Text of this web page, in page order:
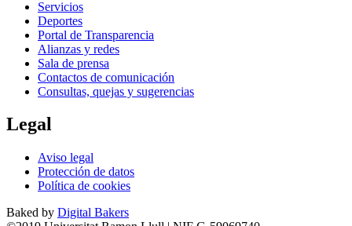
Servicios
Deportes
Portal de Transparencia
Alianzas y redes
Sala de prensa
Contactos de comunicación
Consultas, quejas y sugerencias
Legal
Aviso legal
Protección de datos
Política de cookies
Baked by Digital Bakers